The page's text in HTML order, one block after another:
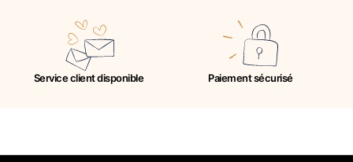
Service client disponible Paiement sécurisé